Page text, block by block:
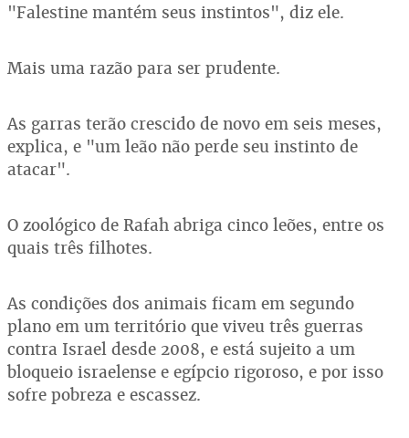
"Falestine mantém seus instintos", diz ele.
Mais uma razão para ser prudente.
As garras terão crescido de novo em seis meses,
explica, e "um leão não perde seu instinto de
atacar".
O zoológico de Rafah abriga cinco leões, entre os
quais três filhotes.
As condições dos animais ficam em segundo
plano em um território que viveu três guerras
contra Israel desde 2008, e está sujeito a um
bloqueio israelense e egípcio rigoroso, e por isso
sofre pobreza e escassez.